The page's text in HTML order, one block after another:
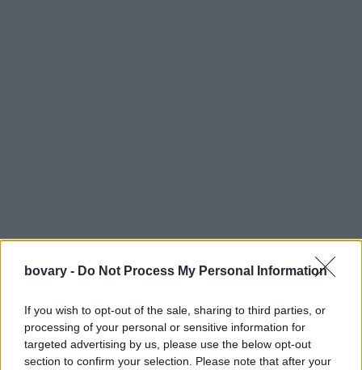
bovary - Do Not Process My Personal Information
If you wish to opt-out of the sale, sharing to third parties, or
processing of your personal or sensitive information for
targeted advertising by us, please use the below opt-out
section to confirm your selection. Please note that after your